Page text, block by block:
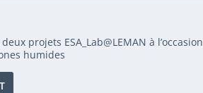
projets ESA_Lab@LEMAN à l’occasion
humides